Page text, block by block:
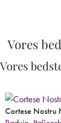
Vores
Vores
Cortese Nostru